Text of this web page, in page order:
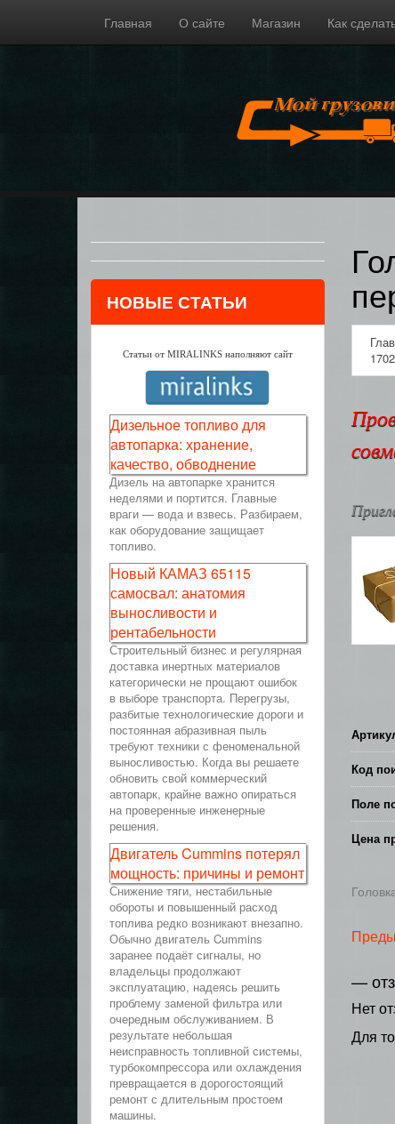
Главная О сайте Магазин Как
Код
Поле
Цена
—
Нет
Для
НОВЫЕ СТАТЬИ
Статьи от MIRALINKS наполняют сайт
Дизельное топливо для
автопарка: хранение,
качество, обводнение
Дизель на автопарке хранится
неделями и портится. Главные
враги — вода и взвесь. Разбираем,
как оборудование защищает
топливо.
Новый КАМАЗ 65115
самосвал: анатомия
выносливости и
рентабельности
Строительный бизнес и регулярная
доставка инертных материалов
категорически не прощают ошибок
в выборе транспорта. Перегрузы,
разбитые технологические дороги и
постоянная абразивная пыль
требуют техники с феноменальной
выносливостью. Когда вы решаете
обновить свой коммерческий
автопарк, крайне важно опираться
на проверенные инженерные
решения.
Двигатель Cummins потерял
мощность: причины и ремонт
Снижение тяги, нестабильные
обороты и повышенный расход
топлива редко возникают внезапно.
Обычно двигатель Cummins
заранее подаёт сигналы, но
владельцы продолжают
эксплуатацию, надеясь решить
проблему заменой фильтра или
очередным обслуживанием. В
результате небольшая
неисправность топливной системы,
турбокомпрессора или охлаждения
превращается в дорогостоящий
ремонт с длительным простоем
машины.